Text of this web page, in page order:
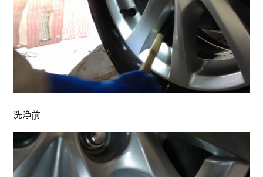
洗浄前